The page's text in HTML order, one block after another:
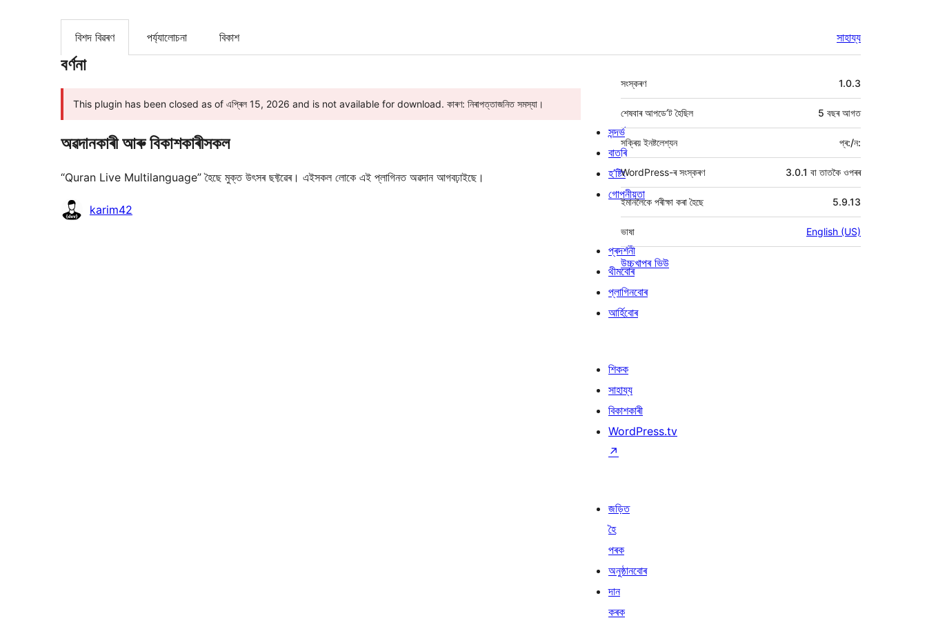
বিশদ বিৱৰণ পৰ্য্যালোচনা বিকাশ সাহায্য
বৰ্ণনা
This plugin has been closed as of এপ্ৰিল 15, 2026 and is not available for download. কাৰণ: নিৰাপত্তাজনিত সমস্যা।
অৱদানকাৰী আৰু বিকাশকাৰীসকল
“Quran Live Multilanguage” হৈছে মুক্ত উৎসৰ ছফ্টৱেৰ। এইসকল লোকে এই প্লাগিনত অৱদান আগবঢ়াইছে।
অৱদানকাৰীসকল
karim42
মেটা 1.0.3
সংস্কৰণ
5 বছৰআগত
শেষবাৰ আপডে’ট হৈছিল
সক্ৰিয় ইনষ্টলেশ্যন প্ৰ:/ন:
WordPress-ৰ সংস্কৰণ 3.0.1 বা তাতকৈ ওপৰৰ
ইমানলৈকে পৰীক্ষা কৰা হৈছে 5.9.13
ভাষা English (US)
উচ্চখাপৰ ভিউ
সন্দৰ্ভ
বাতৰি
হ’ষ্টিং
গোপনীয়তা
প্ৰদৰ্শনী
থীমবোৰ
প্লাগিনবোৰ
আৰ্হিবোৰ
শিকক
সাহায্য
বিকাশকাৰী
WordPress.tv
↗
জড়িত
হৈ
পৰক
অনুষ্ঠানবোৰ
দান
কৰক